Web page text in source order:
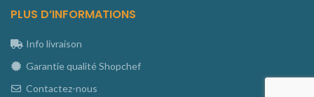
PLUS D’INFORMATIONS
Info livraison
Garantie qualité Shopchef
Contactez-nous